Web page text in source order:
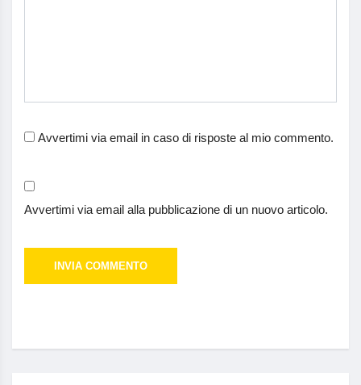
Avvertimi via email in caso di risposte al mio commento.
Avvertimi via email alla pubblicazione di un nuovo articolo.